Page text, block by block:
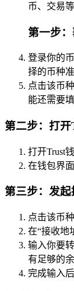
币、交易
第一步
登录你的
择的币种
点击该币
能还需要
第二步：打
打开Trust
在钱包界
第三步：发
点击该币
在“接收地
输入你要
有足够的
完成输入